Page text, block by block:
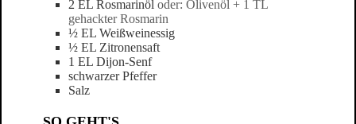
2 EL Rosmarinöl oder: Olivenöl + 1 TL
gehackter Rosmarin
½ EL Weißweinessig
½ EL Zitronensaft
1 EL Dijon-Senf
schwarzer Pfeffer
Salz